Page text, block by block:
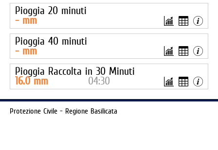
Pioggia 20 minuti
-mm
Pioggia 40 minuti
-mm
Pioggia Raccolta in 30 Minuti
16.0mm 04:30
Protezione Civile - Regione Basilicata